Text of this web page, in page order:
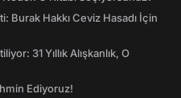
Burak Hakkı Ceviz Hasadı İçin
31 Yıllık Alışkanlık, O
Ediyoruz!